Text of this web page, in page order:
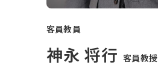
客員教員
神永 将行 客員教授